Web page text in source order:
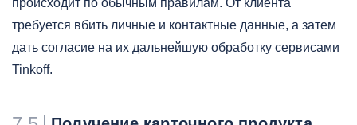
происходит по обычным правилам. От клиента
требуется вбить личные и контактные данные, а затем
дать согласие на их дальнейшую обработку сервисами
Tinkoff.